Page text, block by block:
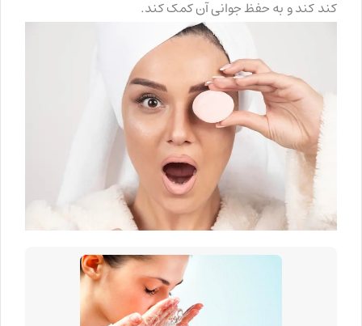
کند کند و به حفظ جوانی آن کمک کند.